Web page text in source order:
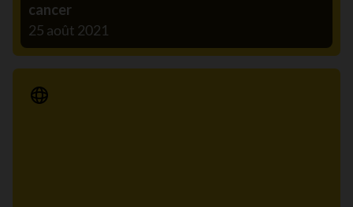
cancer
25 août 2021
Communiqué de presse